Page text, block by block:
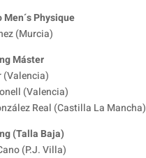
Physique
(Murcia)
Máster
(Valencia)
(Valencia)
Real (Castilla La Mancha)
(Talla Baja)
(P.J. Villa)